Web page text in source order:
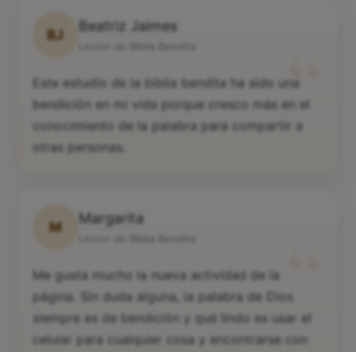
BJ
Beatriz Jaimes
“
Este estudio de la biblia bendita ha sido una
bendición en mi vida porque cresco más en el
conocimiento de la palabra para compartir a
otras personas.
M
Margarita
“
Me gusta mucho la nueva actividad de la
página. Sin duda alguna, la palabra de Dios
siempre es de bendición y qué lindo es usar el
celular para cualquier cosa y encontrarse con